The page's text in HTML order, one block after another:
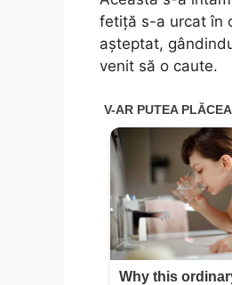
fetiță s-a urcat în
așteptat,
venit să o caute.